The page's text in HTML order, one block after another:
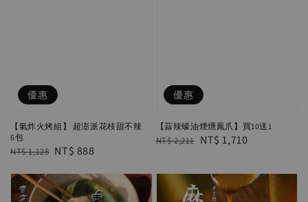
優惠
【氣炸火烤組】 超澎派花枝甜不辣
6包
Regular
NT$ 1,128 Sale
NT$ 888
優惠
【蒜辣蠔油煙燻鳳爪】買10送1
Regular
NT$ 2,211 Sale
NT$ 1,710